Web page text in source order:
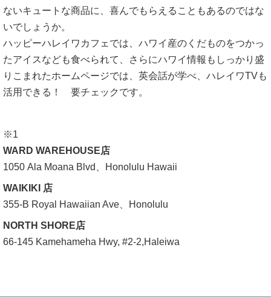
ないキュートな商品に、喜んでもらえることもあるのではな
いでしょうか。
ハッピーハレイワカフェでは、ハワイ産のくだものをつかっ
たアイスなども食べられて、さらにハワイ情報もしっかり盛
りこまれたホームページでは、英会話が学べ、ハレイワTVも
活用できる！ 要チェックです。
※1
WARD WAREHOUSE店
1050 Ala Moana Blvd、Honolulu Hawaii
WAIKIKI 店
355-B Royal Hawaiian Ave、Honolulu
NORTH SHORE店
66-145 Kamehameha Hwy, #2-2,Haleiwa